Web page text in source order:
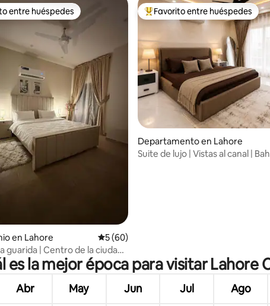
5 de 5; 7 evaluaciones
en Favorito entre huéspedes
entre huéspedes
en Lahore Calificación promedio: 5 de 5; 60
5 (60)
guarida | Centro de la ciudad |
De los mejores en Favorito entre
Favorito entre huéspedes
Departamento en Lahore
Suite de lujo | Vistas al canal |
es la mejor época para visitar Lahore
Abr May Jun Jul Ago